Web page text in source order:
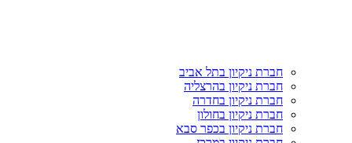
חברת ניקיון בתל אביב
חברת ניקיון בהרצליה
חברת ניקיון בחדרה
חברת ניקיון בחולון
חברת ניקיון בכפר סבא